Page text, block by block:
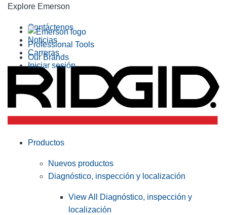
Explore Emerson
Professional Tools
Our Brands
Contáctenos
Noticias
Carreras
Iniciar sesión
Productos
Nuevos productos
Diagnóstico, inspección y localización
View All Diagnóstico, inspección y
localización